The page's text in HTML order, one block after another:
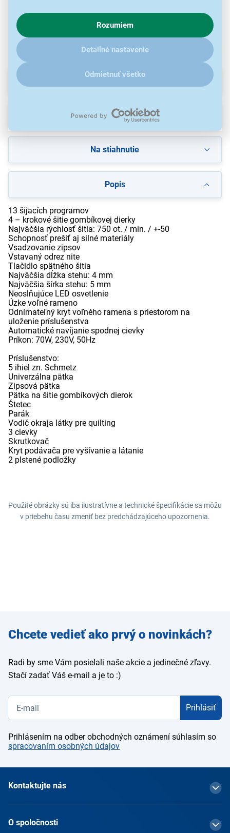
o chovaní na webe pre zobrazovaní cielených reklám.
V prípade že vás zaujímajú detaily, ako u nás s cookies a
ďalšími údaji pracujeme, kliknitesem.
Rozumiem
Detailné nastavenie
Odmietnuť všetko
Šijacie stroje
Popis
13 šijacích programov
4 – krokové šitie gombíkovej dierky
Najväčšia rýchlosť šitia: 750 ot. / min. / +-50
Schopnosť prešiť aj silné materiály
Vsadzovanie zipsov
Vstavaný odrez nite
Tlačidlo spätného šitia
Najväčšia dĺžka stehu: 4 mm
Najväčšia šírka stehu: 5 mm
Neoslňujúce LED osvetlenie
Úzke voľné rameno
Odnímateľný kryt voľného ramena s priestorom na
uloženie príslušenstva
Automatické navíjanie spodnej cievky
Príkon: 70W, 230V, 50Hz
Príslušenstvo:
5 ihiel zn. Schmetz
Univerzálna pätka
Zipsová pätka
Pätka na šitie gombíkových dierok
Štetec
Parák
Vodič okraja látky pre quilting
3 cievky
Skrutkovač
Kryt podávača pre vyšívanie a látanie
2 plstené podložky
Parametre
Recenzie(5)
Na stiahnutie
Použité obrázky sú iba ilustratívne a technické špecifikácie sa môžu
v priebehu času zmeniť bez predchádzajúceho upozornenia.
Zadajte
e-mail
Chcete vedieť ako prvý o novinkách?
Radi by sme Vám posielali naše akcie a jedinečné zľavy.
Stačí zadať Váš e-mail a je to :)
Prihlásiť
Prihlásením na odber obchodných oznámení súhlasím so
spracovaním osobných údajov
Kontaktujte nás
O spoločnosti